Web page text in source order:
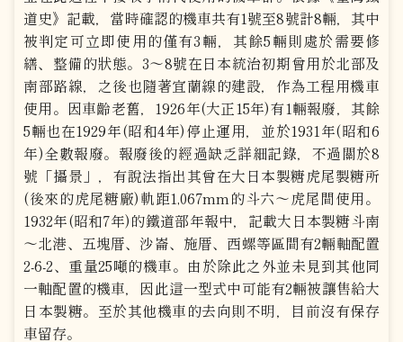
道史》記載，當時確認的機車共有1號至8號計8輛，其中
被判定可立即使用的僅有3輛，其餘5輛則處於需要修
繕、整備的狀態。3～8號在日本統治初期曾用於北部及
南部路線，之後也隨著宜蘭線的建設，作為工程用機車
使用。因車齡老舊，1926年(大正15年)有1輛報廢，其餘
5輛也在1929年(昭和4年)停止運用，並於1931年(昭和6
年)全數報廢。報廢後的經過缺乏詳細記錄，不過關於8
號「攝景」，有說法指出其曾在大日本製糖虎尾製糖所
(後來的虎尾糖廠)軌距1,067mm的斗六～虎尾間使用。
1932年(昭和7年)的鐵道部年報中，記載大日本製糖斗南
～北港、五塊厝、沙崙、施厝、西螺等區間有2輛軸配置
2-6-2、重量25噸的機車。由於除此之外並未見到其他同
一軸配置的機車，因此這一型式中可能有2輛被讓售給大
日本製糖。至於其他機車的去向則不明，目前沒有保存
車留存。